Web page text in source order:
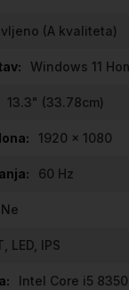
(A kvaliteta)
Windows 11
13.3" (33.78cm)
1920 x 1080
60 Hz
Ne
LED, IPS
Intel Core i5